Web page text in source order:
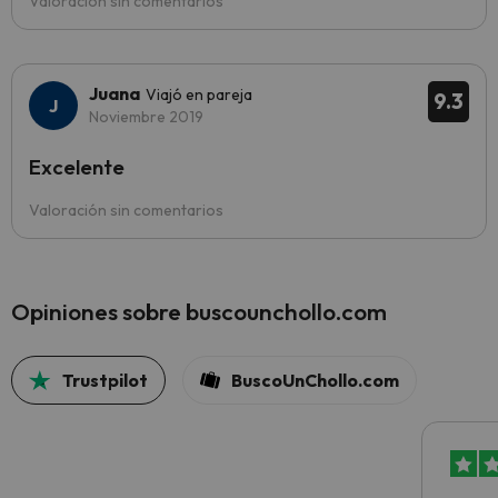
9.3
Juana Viajó en pareja
Noviembre 2019
Valoración sin comentarios
Excelente
Opiniones sobre buscounchollo.com
Trustpilot BuscoUnChollo.com